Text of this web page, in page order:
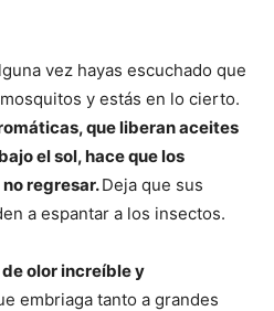
vez hayas escuchado que
y estás en lo cierto.
que liberan aceites
el sol, hace que los
regresar.Deja que sus
a espantar a los insectos.
olor increíble y
embriaga tanto a grandes